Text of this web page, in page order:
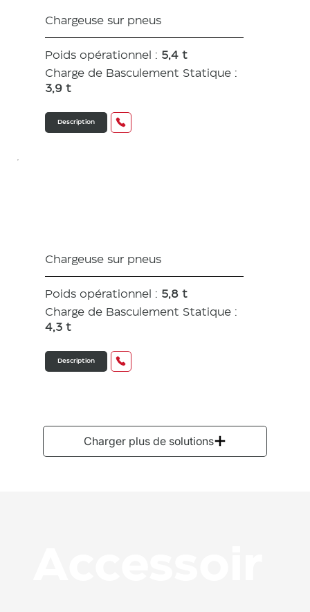
Charger plus de solutions
Chargeuse sur pneus
Poids opérationnel : 5,4 t
Charge de Basculement Statique :
3,9 t
Description
Chargeuse sur pneus
Poids opérationnel : 5,8 t
Charge de Basculement Statique :
4,3 t
Description